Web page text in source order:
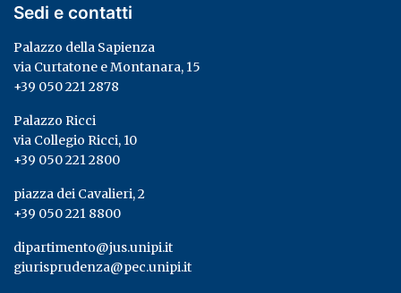
Sedi e contatti
Palazzo della Sapienza
via Curtatone e Montanara, 15
+39 050 221 2878
Palazzo Ricci
via Collegio Ricci, 10
+39 050 221 2800
piazza dei Cavalieri, 2
+39 050 221 8800
dipartimento@jus.unipi.it
giurisprudenza@pec.unipi.it